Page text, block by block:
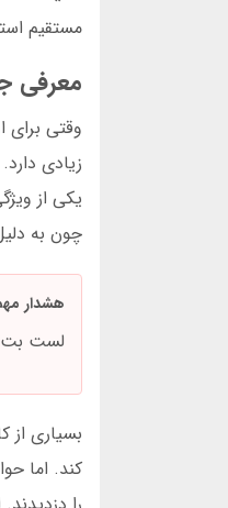
مستقیم
معرفی
وقتی برای
زیادی
یکی از
چون به
هشدار
لست بت
بسیاری از
کند. اما